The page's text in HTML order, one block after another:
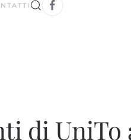
di UniTo